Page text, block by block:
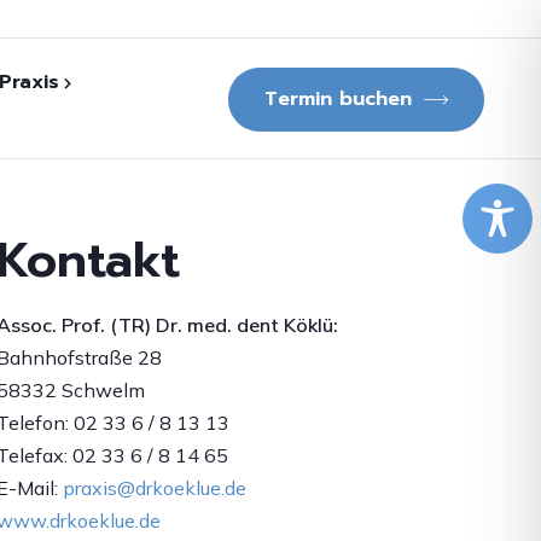
Praxis
(TR) Dr. med.
Termin buchen
Kontakt
Prof. (TR) Dr. med. dent Köklü:
28
Schwelm
02 33 6 / 8 13 13
02 33 6 / 8 14 65
Mail: praxis@drkoeklue.de